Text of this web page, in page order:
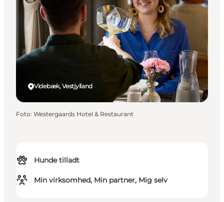
Hunde tilladt
Min virksomhed, Min partner, Mig selv
Videbæk, Vestjylland
Foto: Westergaards Hotel & Restaurant